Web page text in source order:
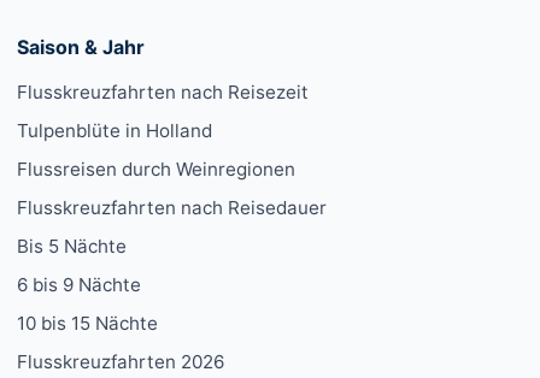
Saison & Jahr
Flusskreuzfahrten nach Reisezeit
Tulpenblüte in Holland
Flussreisen durch Weinregionen
Flusskreuzfahrten nach Reisedauer
Bis 5 Nächte
6 bis 9 Nächte
10 bis 15 Nächte
Flusskreuzfahrten 2026